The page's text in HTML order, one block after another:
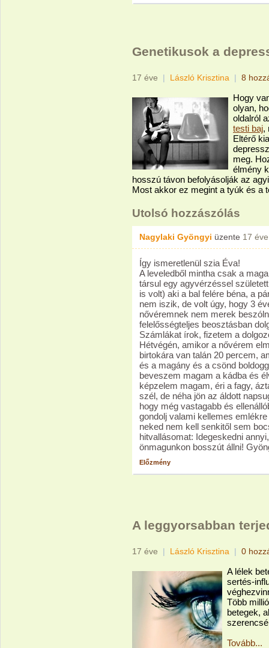
Genetikusok a
17 éve | László Krisztina | 8
Hogy
olyan,
oldalról
testi baj,
Eltérő
meg.
élmény
hosszú távon befolyásolják az
Most akkor ez megint a tyúk és a
Utolsó hozzászólás
Nagylaki Gyöngyi üzente 17 éve
Így ismeretlenül szia Éva!
A leveledből mintha csak a
társul egy agyvérzéssel
is volt) aki a bal felére béna, a
nem iszik, de volt úgy, hogy 3
nővéremnek nem merek
felelősségteljes beosztásban
Számlákat írok, fizetem a
Hétvégén, amikor a nővérem
birtokára van talán 20 percem,
és a magány és a csönd
beveszem magam a kádba és
képzelem magam, éri a fagy,
szél, de néha jön az áldott
hogy még vastagabb és
gondolj valami kellemes
neked nem kell senkitől sem
hitvallásomat: Idegeskedni
önmagunkon bosszút állni!
Előzmény
A leggyorsabban
17 éve | László Krisztina | 0
A lélek
sertés-
Több
betegek,
Tovább...